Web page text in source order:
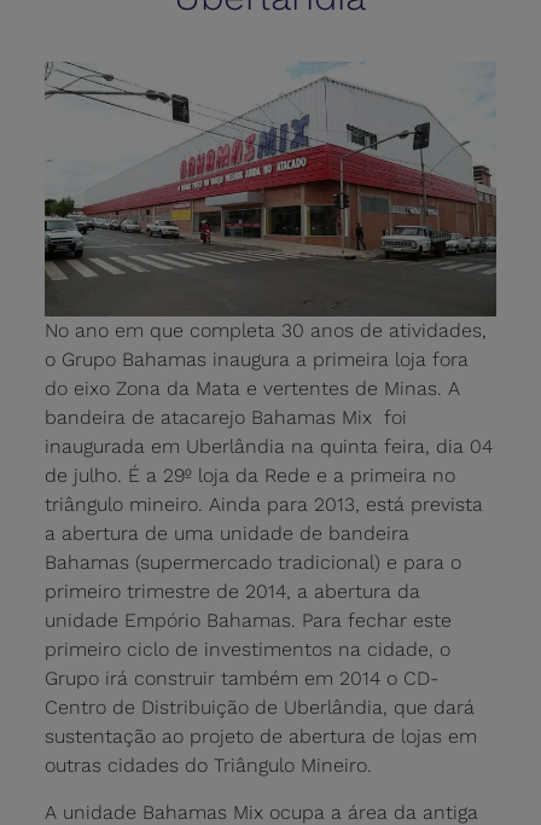
No ano em que completa 30 anos de atividades,
o Grupo Bahamas inaugura a primeira loja fora
do eixo Zona da Mata e vertentes de Minas. A
bandeira de atacarejo Bahamas Mix foi
inaugurada em Uberlândia na quinta feira, dia 04
de julho. É a 29º loja da Rede e a primeira no
triângulo mineiro. Ainda para 2013, está prevista
a abertura de uma unidade de bandeira
Bahamas (supermercado tradicional) e para o
primeiro trimestre de 2014, a abertura da
unidade Empório Bahamas. Para fechar este
primeiro ciclo de investimentos na cidade, o
Grupo irá construir também em 2014 o CD-
Centro de Distribuição de Uberlândia, que dará
sustentação ao projeto de abertura de lojas em
outras cidades do Triângulo Mineiro.
A unidade Bahamas Mix ocupa a área da antiga